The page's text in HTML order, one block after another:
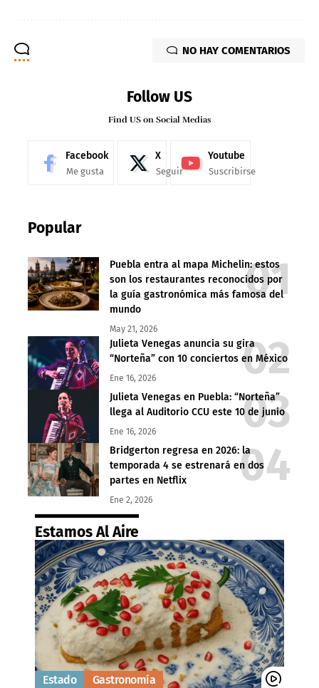
NO HAY COMENTARIOS
Follow US
Find US on Social Medias
Facebook
Me gusta
X
Seguir
Youtube
Suscribirse
Popular
Puebla entra al mapa Michelin: estos
son los restaurantes reconocidos por
la guía gastronómica más famosa del
mundo
May 21, 2026
Julieta Venegas anuncia su gira
“Norteña” con 10 conciertos en México
Ene 16, 2026
Julieta Venegas en Puebla: “Norteña”
llega al Auditorio CCU este 10 de junio
Ene 16, 2026
Bridgerton regresa en 2026: la
temporada 4 se estrenará en dos
partes en Netflix
Ene 2, 2026
Estamos Al Aire
Estado Gastronomía